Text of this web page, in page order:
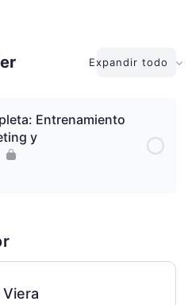
Expandir todo
Entrenamiento
y